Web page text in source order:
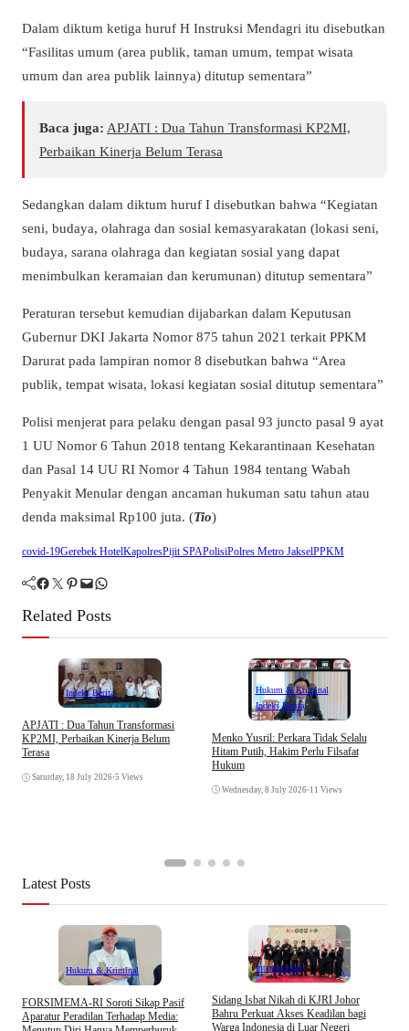
Dalam diktum ketiga huruf H Instruksi Mendagri itu disebutkan
“Fasilitas umum (area publik, taman umum, tempat wisata
umum dan area publik lainnya) ditutup sementara”
Baca juga: APJATI : Dua Tahun Transformasi KP2MI,
Perbaikan Kinerja Belum Terasa
Sedangkan dalam diktum huruf I disebutkan bahwa “Kegiatan
seni, budaya, olahraga dan sosial kemasyarakatan (lokasi seni,
budaya, sarana olahraga dan kegiatan sosial yang dapat
menimbulkan keramaian dan kerumunan) ditutup sementara”
Peraturan tersebut kemudian dijabarkan dalam Keputusan
Gubernur DKI Jakarta Nomor 875 tahun 2021 terkait PPKM
Darurat pada lampiran nomor 8 disebutkan bahwa “Area
publik, tempat wisata, lokasi kegiatan sosial ditutup sementara”
Polisi menjerat para pelaku dengan pasal 93 juncto pasal 9 ayat
1 UU Nomor 6 Tahun 2018 tentang Kekarantinaan Kesehatan
dan Pasal 14 UU RI Nomor 4 Tahun 1984 tentang Wabah
Penyakit Menular dengan ancaman hukuman satu tahun atau
denda maksimal Rp100 juta. (Tio)
covid-19Gerebek HotelKapolresPijit SPAPolisiPolres Metro JakselPPKM
Facebook Twitter Pinterest Mail WhatsApp
Related Posts
Indeks Berita
APJATI : Dua Tahun Transformasi
KP2MI, Perbaikan Kinerja Belum
Terasa
Saturday, 18 July 2026•5 Views
Hukum & Kriminal
Indeks Berita
Menko Yusril: Perkara Tidak Selalu
Hitam Putih, Hakim Perlu Filsafat
Hukum
Wednesday, 8 July 2026•11 Views
Latest Posts
Hukum & Kriminal
​FORSIMEMA-RI Soroti Sikap Pasif
Aparatur Peradilan Terhadap Media:
Internasional
Sidang Isbat Nikah di KJRI Johor
Bahru Perkuat Akses Keadilan bagi
Warga Indonesia di Luar Negeri